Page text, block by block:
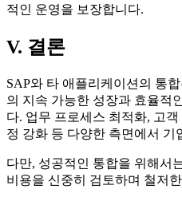
적인 운영을 보장합니다.
V. 결론
SAP와 타 애플리케이션의 통
의 지속 가능한 성장과 효율적
다. 업무 프로세스 최적화, 고
정 강화 등 다양한 측면에서 기
다만, 성공적인 통합을 위해서
비용을 신중히 검토하며 철저